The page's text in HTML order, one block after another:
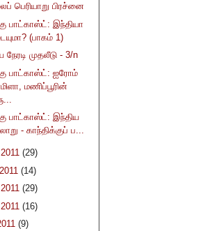
பெரியாறு பிரச்னை
பாட்காஸ்ட்: இந்தியா
(பாகம் 1)
நேரடி முதலீடு - 3/n
பாட்காஸ்ட்: ஐரோம்
மணிப்பூரின்
பாட்காஸ்ட்: இந்திய
- காந்திக்குப் ப...
(29)
(14)
(29)
(16)
(9)